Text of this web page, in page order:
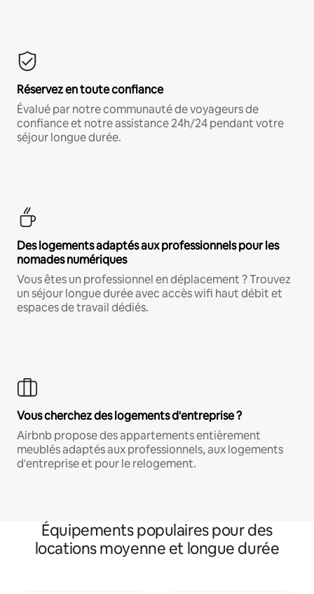
Réservez en toute confiance
Évalué par notre communauté de voyageurs de
confiance et notre assistance 24h/24 pendant votre
séjour longue durée.
Des logements adaptés aux professionnels pour les
nomades numériques
Vous êtes un professionnel en déplacement ? Trouvez
un séjour longue durée avec accès wifi haut débit et
espaces de travail dédiés.
Vous cherchez des logements d'entreprise ?
Airbnb propose des appartements entièrement
meublés adaptés aux professionnels, aux logements
d'entreprise et pour le relogement.
Équipements populaires pour des
locations moyenne et longue durée